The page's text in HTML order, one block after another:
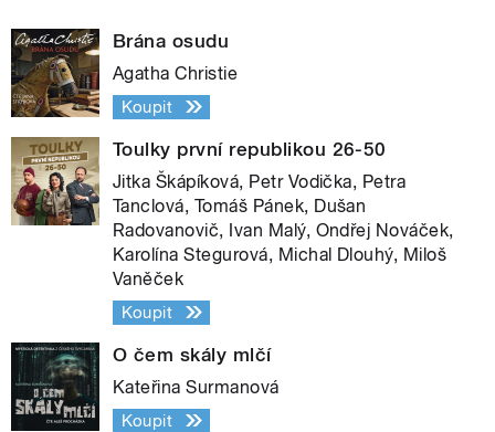
Brána osudu
Agatha Christie
Koupit
Toulky první republikou 26-50
Jitka Škápíková, Petr Vodička, Petra
Tanclová, Tomáš Pánek, Dušan
Radovanovič, Ivan Malý, Ondřej Nováček,
Karolína Stegurová, Michal Dlouhý, Miloš
Vaněček
Koupit
O čem skály mlčí
Kateřina Surmanová
Koupit